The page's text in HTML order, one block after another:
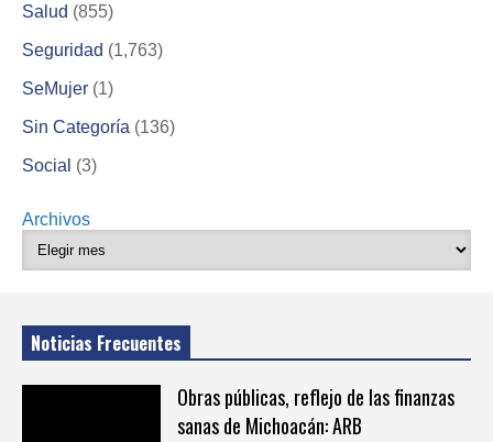
Salud (855)
Seguridad (1,763)
SeMujer (1)
Sin Categoría (136)
Social (3)
Archivos
Noticias Frecuentes
Obras públicas, reflejo de las finanzas
sanas de Michoacán: ARB